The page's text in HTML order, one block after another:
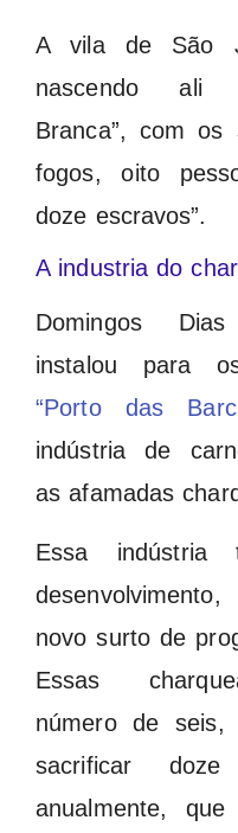
A vila de São
nascendo ali
Branca”, com os
fogos, oito
doze escravos”.
A industria do
Domingos
instalou para
“Porto das
indústria de
as afamadas
Essa indústria
novo surto de
Essas
número de seis,
sacrificar
anualmente,